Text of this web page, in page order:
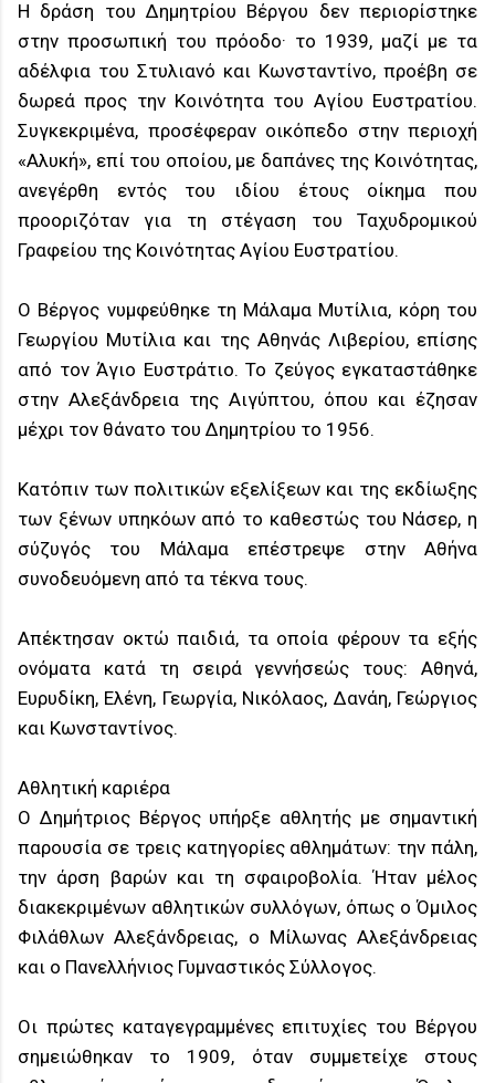
Η δράση του Δημητρίου Βέργου δεν περιορίστηκε
στην προσωπική του πρόοδο· το 1939, μαζί με τα
αδέλφια του Στυλιανό και Κωνσταντίνο, προέβη σε
δωρεά προς την Κοινότητα του Αγίου Ευστρατίου.
Συγκεκριμένα, προσέφεραν οικόπεδο στην περιοχή
«Αλυκή», επί του οποίου, με δαπάνες της Κοινότητας,
ανεγέρθη εντός του ιδίου έτους οίκημα που
προοριζόταν για τη στέγαση του Ταχυδρομικού
Γραφείου της Κοινότητας Αγίου Ευστρατίου.
Ο Βέργος νυμφεύθηκε τη Μάλαμα Μυτίλια, κόρη του
Γεωργίου Μυτίλια και της Αθηνάς Λιβερίου, επίσης
από τον Άγιο Ευστράτιο. Το ζεύγος εγκαταστάθηκε
στην Αλεξάνδρεια της Αιγύπτου, όπου και έζησαν
μέχρι τον θάνατο του Δημητρίου το 1956.
Κατόπιν των πολιτικών εξελίξεων και της εκδίωξης
των ξένων υπηκόων από το καθεστώς του Νάσερ, η
σύζυγός του Μάλαμα επέστρεψε στην Αθήνα
συνοδευόμενη από τα τέκνα τους.
Απέκτησαν οκτώ παιδιά, τα οποία φέρουν τα εξής
ονόματα κατά τη σειρά γεννήσεώς τους: Αθηνά,
Ευρυδίκη, Ελένη, Γεωργία, Νικόλαος, Δανάη, Γεώργιος
και Κωνσταντίνος.
Αθλητική καριέρα
Ο Δημήτριος Βέργος υπήρξε αθλητής με σημαντική
παρουσία σε τρεις κατηγορίες αθλημάτων: την πάλη,
την άρση βαρών και τη σφαιροβολία. Ήταν μέλος
διακεκριμένων αθλητικών συλλόγων, όπως ο Όμιλος
Φιλάθλων Αλεξάνδρειας, ο Μίλωνας Αλεξάνδρειας
και ο Πανελλήνιος Γυμναστικός Σύλλογος.
Οι πρώτες καταγεγραμμένες επιτυχίες του Βέργου
σημειώθηκαν το 1909, όταν συμμετείχε στους